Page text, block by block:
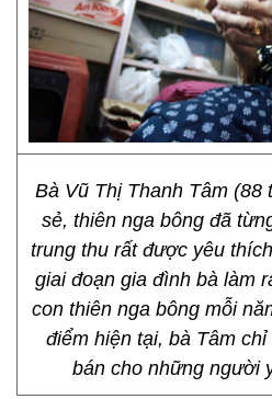
Bà Vũ Thị Thanh Tâm (88
sẻ, thiên nga bông đã
trung thu rất được yêu
giai đoạn gia đình bà làm
con thiên nga bông mỗi
điểm hiện tại, bà Tâm
bán cho những người